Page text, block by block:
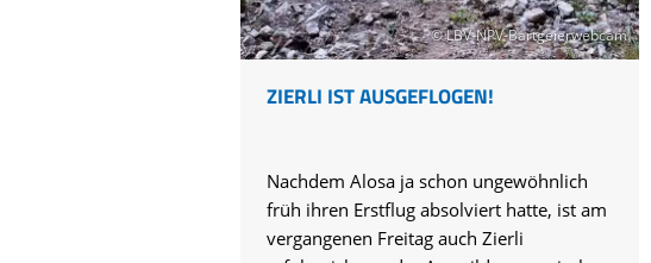
© LBV-NPV-Bartgeierwebcam
ZIERLI IST AUSGEFLOGEN!
Nachdem Alosa ja schon ungewöhnlich
früh ihren Erstflug absolviert hatte, ist am
vergangenen Freitag auch Zierli